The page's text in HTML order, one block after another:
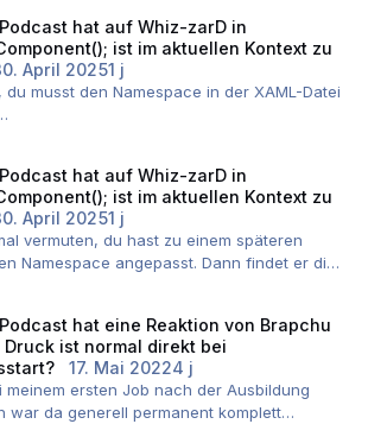
hat auf Whiz-zarDin
ist im aktuellen Kontext zu
April 20251 j
du musst den Namespace in der XAML-Datei
Methode beinhaltet. Dieser
aber im falschen Namespace, wenn du
anpasst und kann daher nicht gefunden
hat auf Whiz-zarDin
ist im aktuellen Kontext zu
April 20251 j
vermuten, du hast zu einem späteren
Namespace angepasst. Dann findet er die
hat eine Reaktion von Brapchu
Druck ist normal direkt bei
17. Mai 20224 j
meinem ersten Job nach der Ausbildung
war da generell permanent komplett